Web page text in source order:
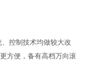
控制技术均做较大改
方便，备有高档万向滚